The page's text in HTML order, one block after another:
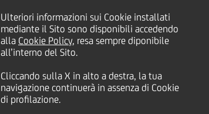
Ulteriori informazioni sui Cookie installati
mediante il Sito sono disponibili accedendo
alla Cookie Policy, resa sempre diponibile
all’interno del Sito.
Cliccando sulla X in alto a destra, la tua
navigazione continuerà in assenza di Cookie
di profilazione.
SHARE PRINT SEND